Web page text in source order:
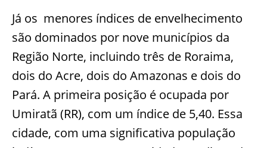
Já os menores índices de envelhecimento
são dominados por nove municípios da
Região Norte, incluindo três de Roraima,
dois do Acre, dois do Amazonas e dois do
Pará. A primeira posição é ocupada por
Umiratã (RR), com um índice de 5,40. Essa
cidade, com uma significativa população